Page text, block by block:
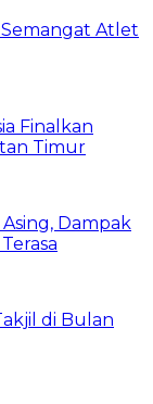
Atlet
Finalkan
Timur
Dampak
di Bulan